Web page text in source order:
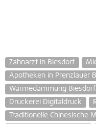
Zahnarzt in Biesdorf
Apotheken in Prenzlauer
Wärmedämmung
Druckerei Digitaldruck
Traditionelle Chinesische